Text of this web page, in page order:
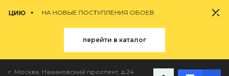
НА НОВЫЕ ПОСТУПЛЕНИЯ ОБОЕВ
перейти в каталог
г. Москва, Нахимовский проспект, д.24